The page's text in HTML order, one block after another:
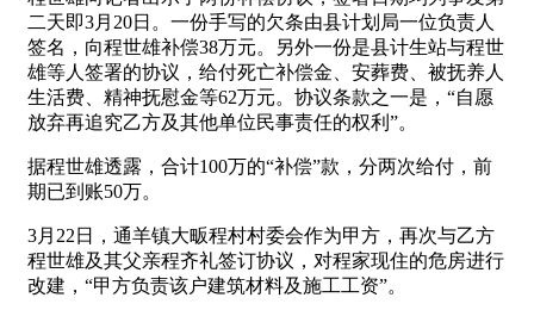
二天即3月20日。一份手写的欠条由县计划局一位负责人
签名，向程世雄补偿38万元。另外一份是县计生站与程世
雄等人签署的协议，给付死亡补偿金、安葬费、被抚养人
生活费、精神抚慰金等62万元。协议条款之一是，“自愿
放弃再追究乙方及其他单位民事责任的权利”。
据程世雄透露，合计100万的“补偿”款，分两次给付，前
期已到账50万。
3月22日，通羊镇大畈程村村委会作为甲方，再次与乙方
程世雄及其父亲程齐礼签订协议，对程家现住的危房进行
改建，“甲方负责该户建筑材料及施工工资”。